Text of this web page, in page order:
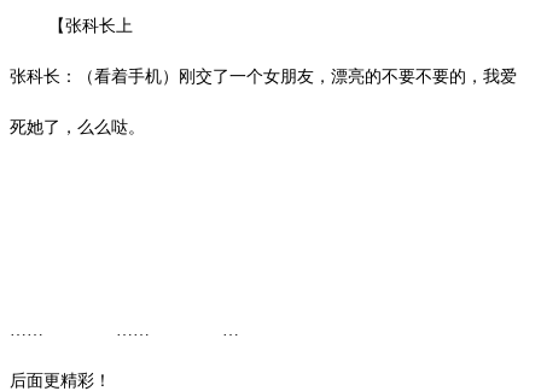
【张科长上
张科长：（看着手机）刚交了一个女朋友，漂亮的不要不要的，我爱
死她了，么么哒。
后面更精彩！